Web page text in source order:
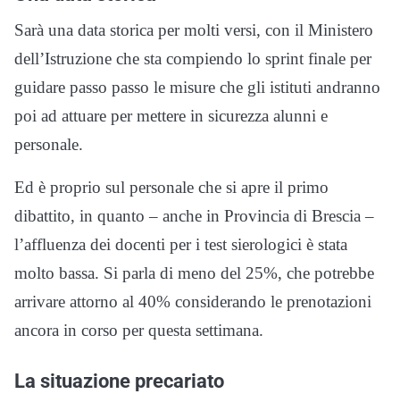
Sarà una data storica per molti versi, con il Ministero
dell’Istruzione che sta compiendo lo sprint finale per
guidare passo passo le misure che gli istituti andranno
poi ad attuare per mettere in sicurezza alunni e
personale.
Ed è proprio sul personale che si apre il primo
dibattito, in quanto – anche in Provincia di Brescia –
l’affluenza dei docenti per i test sierologici è stata
molto bassa. Si parla di meno del 25%, che potrebbe
arrivare attorno al 40% considerando le prenotazioni
ancora in corso per questa settimana.
La situazione precariato